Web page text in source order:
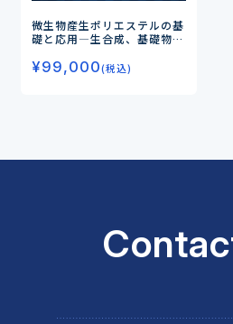
微生物産生ポリエステルの基
礎と応用―生合成、基礎物
分解性、応用展開まで―
¥99,000(税込)